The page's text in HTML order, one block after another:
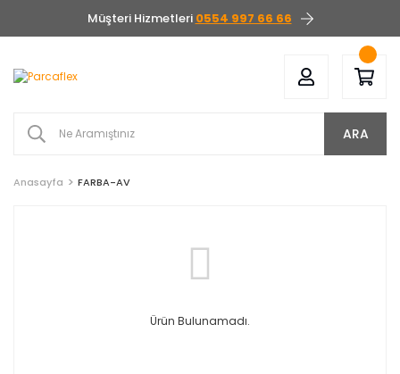
Müşteri Hizmetleri 0554 997 66 66
ARA
Anasayfa FARBA-AV
Ürün Bulunamadı.